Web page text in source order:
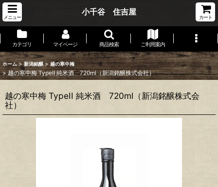
メニュー
小千谷 住吉屋
カート
カテゴリ マイページ 商品検索 ご利用案内
ホーム > 新潟銘醸 > 越の寒中梅
> 越の寒中梅 TypeII 純米酒 720ml（新潟銘醸株式会社）
越の寒中梅 TypeII 純米酒 720ml（新潟銘醸株式会
社）